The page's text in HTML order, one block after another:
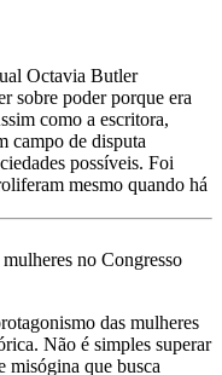
Octavia Butler
sobre poder porque era
como a escritora,
campo de disputa
possíveis. Foi
mesmo quando há
no Congresso
das mulheres
Não é simples superar
misógina que busca